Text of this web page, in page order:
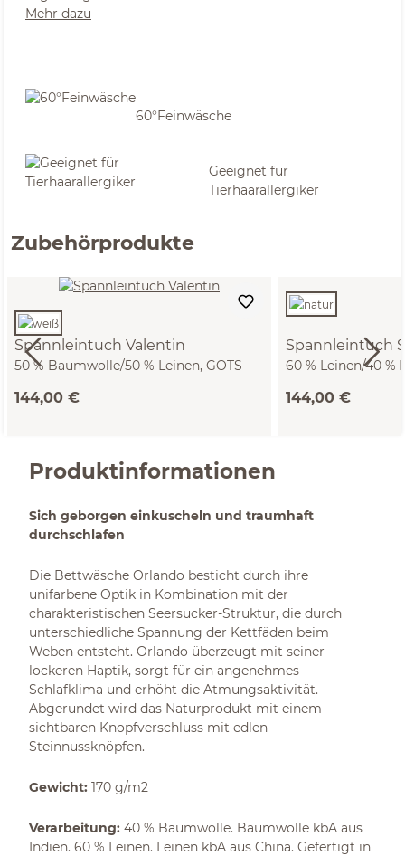
Mehr dazu
60°Feinwäsche
Geeignet für
Tierhaarallergiker
Zubehörprodukte
Spannleintuch Valentin
50 % Baumwolle/50 % Leinen, GOTS
144,00 €
Spannleintuch
60 % Leinen/40 %
144,00 €
Produktinformationen
Sich geborgen einkuscheln und traumhaft
durchschlafen
Die Bettwäsche Orlando besticht durch ihre
unifarbene Optik in Kombination mit der
charakteristischen Seersucker-Struktur, die durch
unterschiedliche Spannung der Kettfäden beim
Weben entsteht. Orlando überzeugt mit seiner
lockeren Haptik, sorgt für ein angenehmes
Schlafklima und erhöht die Atmungsaktivität.
Abgerundet wird das Naturprodukt mit einem
sichtbaren Knopfverschluss mit edlen
Steinnussknöpfen.
Gewicht: 170 g/m2
Verarbeitung: 40 % Baumwolle. Baumwolle kbA aus
Indien. 60 % Leinen. Leinen kbA aus China. Gefertigt in